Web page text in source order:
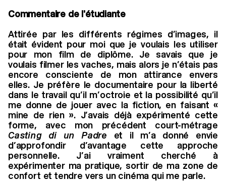
Commentaire de l'étudiante
Attirée par les différents régimes d’images, il
était évident pour moi que je voulais les utiliser
pour mon film de diplôme. Je savais que je
voulais filmer les vaches, mais alors je n’étais pas
encore consciente de mon attirance envers
elles. Je préfère le documentaire pour la liberté
dans le travail qu’il m’octroie et la possibilité qu’il
me donne de jouer avec la fiction, en faisant «
mine de rien ». J’avais déjà expérimenté cette
forme, avec mon précédent court-métrage
Casting di un Padre et il m’a donné envie
d’approfondir d’avantage cette approche
personnelle. J’ai vraiment cherché à
expérimenter ma pratique, sortir de ma zone de
confort et tendre vers un cinéma qui me parle.